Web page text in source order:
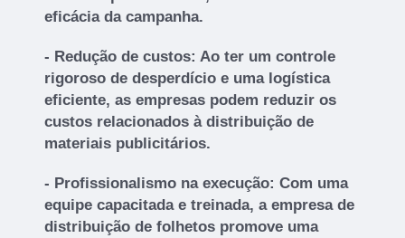
eficácia da campanha.
- Redução de custos: Ao ter um controle
rigoroso de desperdício e uma logística
eficiente, as empresas podem reduzir os
custos relacionados à distribuição de
materiais publicitários.
- Profissionalismo na execução: Com uma
equipe capacitada e treinada, a empresa de
distribuição de folhetos promove uma